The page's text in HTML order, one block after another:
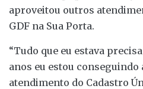
aproveitou outros
GDF na Sua Porta.
“Tudo que eu estava
anos eu estou conseguindo
atendimento do Cadastro